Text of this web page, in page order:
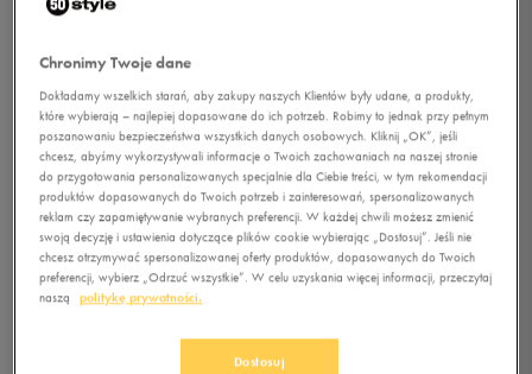
Chronimy Twoje dane
Dokładamy wszelkich starań, aby zakupy naszych Klientów były udane, a produkty,
które wybierają – najlepiej dopasowane do ich potrzeb. Robimy to jednak przy pełnym
poszanowaniu bezpieczeństwa wszystkich danych osobowych. Kliknij „OK”, jeśli
chcesz, abyśmy wykorzystywali informacje o Twoich zachowaniach na naszej stronie
do przygotowania personalizowanych specjalnie dla Ciebie treści, w tym rekomendacji
produktów dopasowanych do Twoich potrzeb i zainteresowań, spersonalizowanych
reklam czy zapamiętywanie wybranych preferencji. W każdej chwili możesz zmienić
swoją decyzję i ustawienia dotyczące plików cookie wybierając „Dostosuj”. Jeśli nie
chcesz otrzymywać spersonalizowanej oferty produktów, dopasowanych do Twoich
preferencji, wybierz „Odrzuć wszystkie”. W celu uzyskania więcej informacji, przeczytaj
naszą
politykę prywatności.
Dostosuj